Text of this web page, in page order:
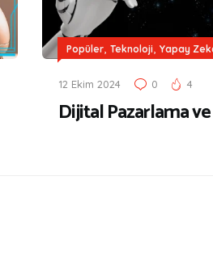
Popüler Teknoloji Yapay
12 Ekim 2024 0 4
Dijital Pazarlama